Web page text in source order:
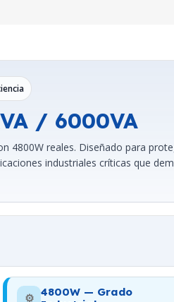
/ 6000VA
4800W reales. Diseñado para
industriales críticas que
⚙️ 4800W — Grado